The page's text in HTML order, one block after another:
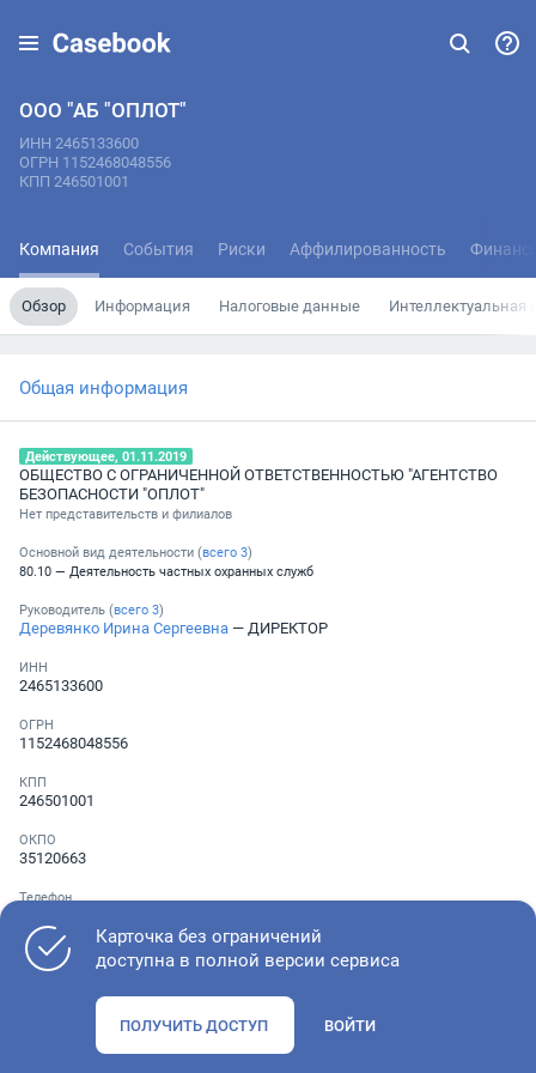
ООО "АБ "ОПЛОТ"
ИНН 2465133600
ОГРН 1152468048556
КПП 246501001
Компания События Риски Аффилированность
Обзор Информация Налоговые данные Интеллектуальная
Общая информация
Действующее, 01.11.2019
ОБЩЕСТВО С ОГРАНИЧЕННОЙ ОТВЕТСТВЕННОСТЬЮ "АГЕНТСТВО
БЕЗОПАСНОСТИ "ОПЛОТ"
Нет представительств и филиалов
Основной вид деятельности (всего 3)
80.10 — Деятельность частных охранных служб
Руководитель (всего 3)
Деревянко Ирина Сергеевна — ДИРЕКТОР
ИНН
2465133600
ОГРН
1152468048556
КПП
246501001
ОКПО
35120663
Телефон
Как оценить состояние компании
Карточка без ограничений
доступна в полной версии сервиса
ПОЛУЧИТЬ ДОСТУП ВОЙТИ